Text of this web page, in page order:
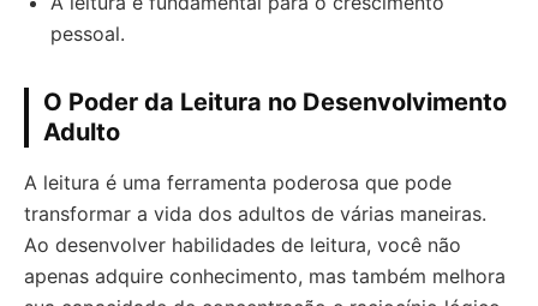
pessoal.
O Poder da Leitura no Desenvolvimento
Adulto
A leitura é uma ferramenta poderosa que pode
transformar a vida dos adultos de várias maneiras.
Ao desenvolver habilidades de leitura, você não
apenas adquire conhecimento, mas também melhora